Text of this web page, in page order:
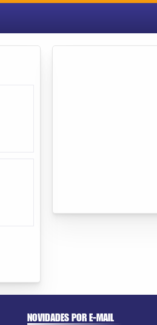
NOVIDADES POR E-MAIL